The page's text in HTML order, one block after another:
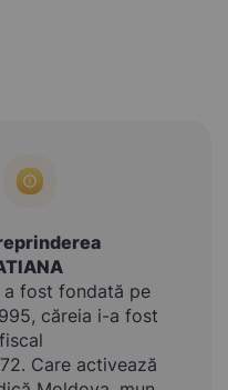
a fost fondată pe
căreia i-a fost
Care activează